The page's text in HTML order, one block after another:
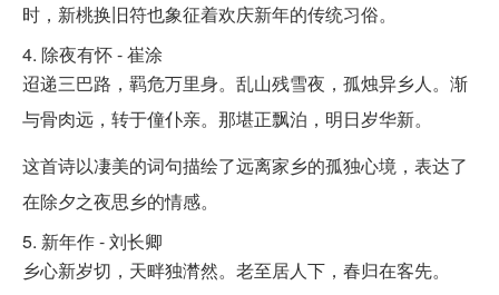
时，新桃换旧符也象征着欢庆新年的传统习俗。
4. 除夜有怀 - 崔涂
迢递三巴路，羁危万里身。乱山残雪夜，孤烛异乡人。渐
与骨肉远，转于僮仆亲。那堪正飘泊，明日岁华新。
这首诗以凄美的词句描绘了远离家乡的孤独心境，表达了
在除夕之夜思乡的情感。
5. 新年作 - 刘长卿
乡心新岁切，天畔独潸然。老至居人下，春归在客先。